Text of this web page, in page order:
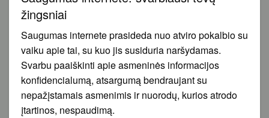
žingsniai
Saugumas internete prasideda nuo atviro pokalbio su
vaiku apie tai, su kuo jis susiduria naršydamas.
Svarbu paaiškinti apie asmeninės informacijos
konfidencialumą, atsargumą bendraujant su
nepažįstamais asmenimis ir nuorodų, kurios atrodo
įtartinos, nespaudimą.